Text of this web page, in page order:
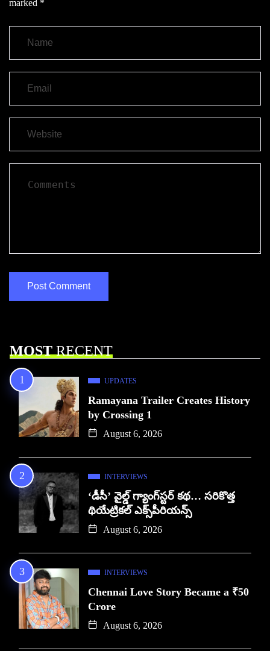
marked *
MOSTRECENT
UPDATES
Ramayana Trailer Creates History
by Crossing 1
August 6, 2026
INTERVIEWS
‘డీసీ’ వైల్డ్ గ్యాంగ్‌స్టర్ కథ… సరికొత్త
థియేట్రికల్ ఎక్స్‌పీరియన్స్
August 6, 2026
INTERVIEWS
Chennai Love Story Became a ₹50
Crore
August 6, 2026